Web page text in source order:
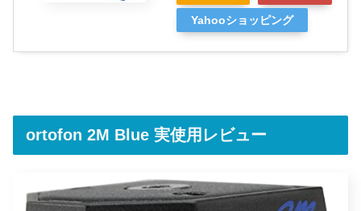
Yahooショッピング
ortofon 2M Blue 実使用レビュー